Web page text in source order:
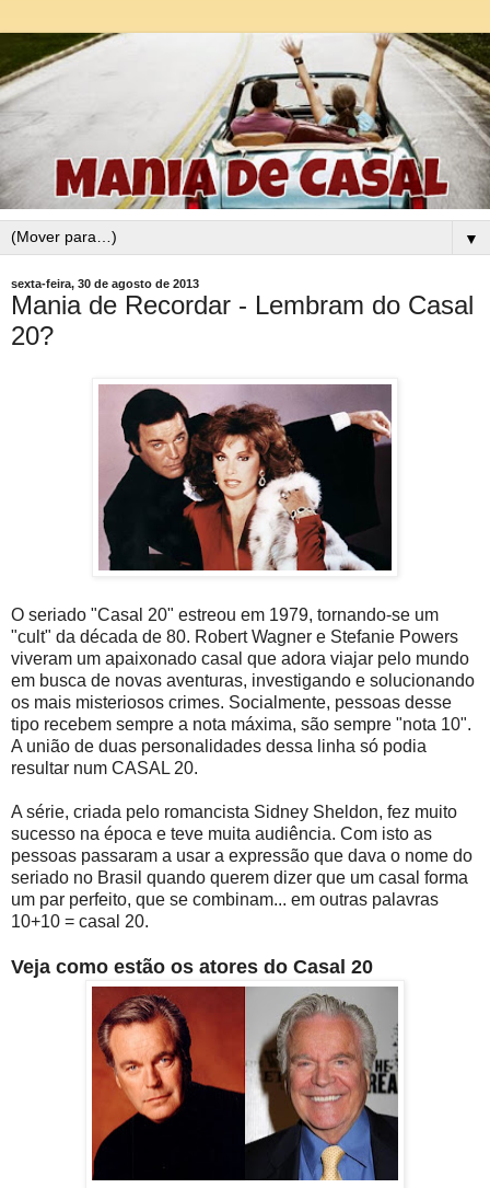
▼
sexta-feira, 30 de agosto de 2013
Mania de Recordar - Lembram do Casal
20?
O seriado "Casal 20" estreou em 1979, tornando-se um
"cult" da década de 80. Robert Wagner e Stefanie Powers
viveram um apaixonado casal que adora viajar pelo mundo
em busca de novas aventuras, investigando e solucionando
os mais misteriosos crimes. Socialmente, pessoas desse
tipo recebem sempre a nota máxima, são sempre "nota 10".
A união de duas personalidades dessa linha só podia
resultar num CASAL 20.
A série, criada pelo romancista Sidney Sheldon, fez muito
sucesso na época e teve muita audiência. Com isto as
pessoas passaram a usar a expressão que dava o nome do
seriado no Brasil quando querem dizer que um casal forma
um par perfeito, que se combinam... em outras palavras
10+10 = casal 20.
Veja como estão os atores do Casal 20